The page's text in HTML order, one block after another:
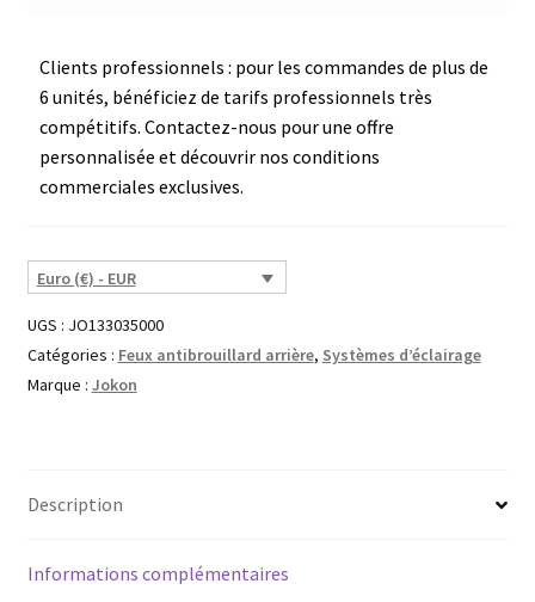
Clients professionnels : pour les commandes de plus de
6 unités, bénéficiez de tarifs professionnels très
compétitifs. Contactez-nous pour une offre
personnalisée et découvrir nos conditions
commerciales exclusives.
Euro (€) - EUR
UGS : JO133035000
Catégories : Feux antibrouillard arrière, Systèmes d’éclairage
Marque : Jokon
Description
Informations complémentaires